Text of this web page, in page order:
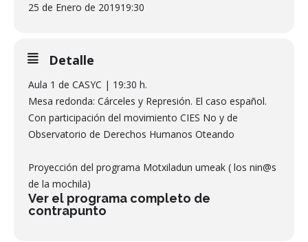
25 de Enero de 201919:30
Detalle
Aula 1 de CASYC | 19:30 h.
Mesa redonda: Cárceles y Represión. El caso español.
Con participación del movimiento CIES No y de
Observatorio de Derechos Humanos Oteando
Proyección del programa Motxiladun umeak ( los nin@s
de la mochila)
Ver el programa completo de
contrapunto